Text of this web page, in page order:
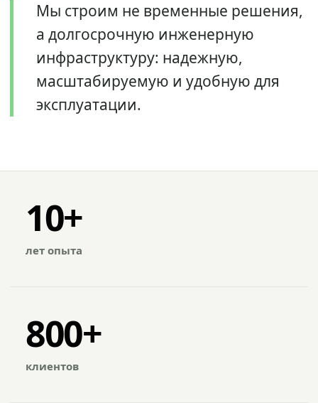
Мы строим не временные решения,
а долгосрочную инженерную
инфраструктуру: надежную,
масштабируемую и удобную для
эксплуатации.
10+
лет опыта
800+
клиентов